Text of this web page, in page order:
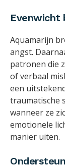
Evenwicht
Aquamarijn
angst.
patronen die
of verbaal
een
traumatische
wanneer ze
emotionele
manier uiten.